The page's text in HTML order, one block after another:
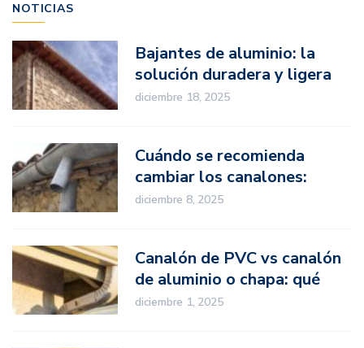
NOTICIAS
diciembre 18, 2025
Bajantes de aluminio: la
solución duradera y ligera
para proyectos
diciembre 8, 2025
Cuándo se recomienda
cambiar los canalones:
señales de desgaste
diciembre 1, 2025
Canalón de PVC vs canalón
de aluminio o chapa: qué
opción elegir en proyectos